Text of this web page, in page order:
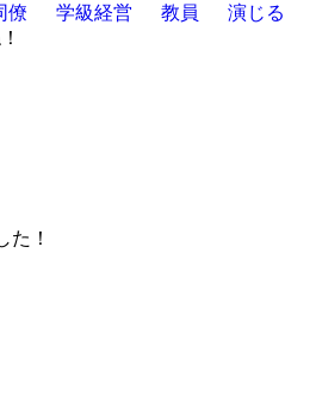
僚 学級経営 教員
演じる
た！